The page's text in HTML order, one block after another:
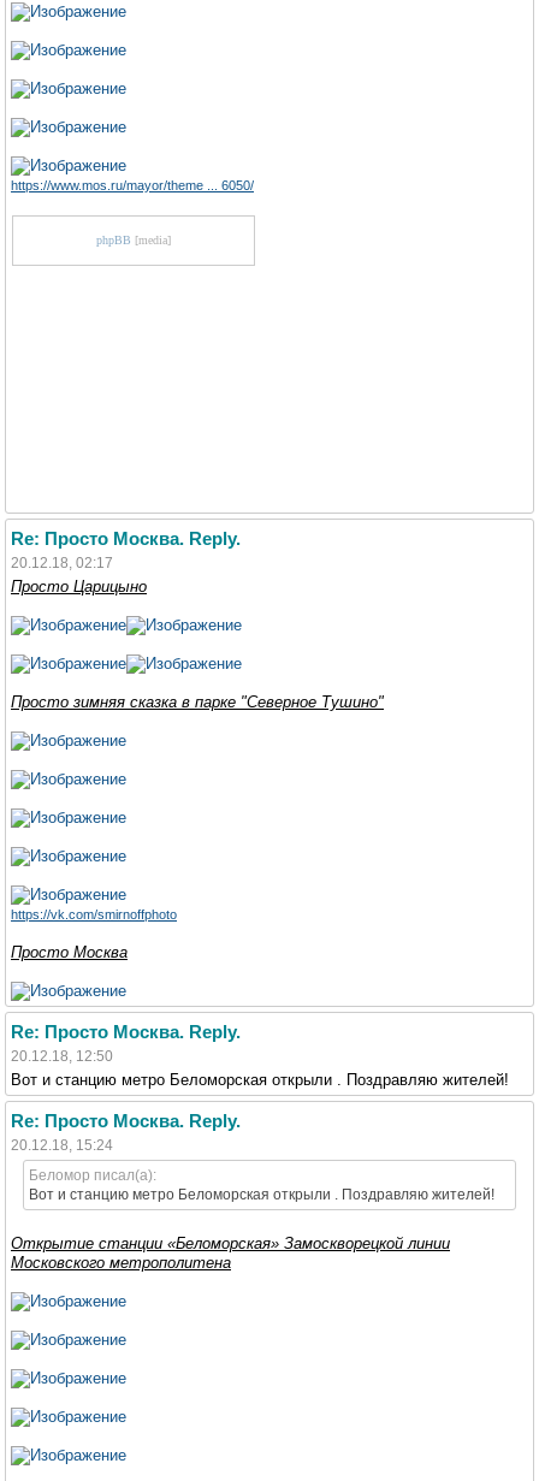
https://www.mos.ru/mayor/theme ... 6050/
phpBB [media]
Re: Просто Москва. Reply.
20.12.18, 02:17
Просто Царицыно
Просто зимняя сказка в парке "Северное Тушино"
https://vk.com/smirnoffphoto
Просто Москва
Re: Просто Москва. Reply.
20.12.18, 12:50
Вот и станцию метро Беломорская открыли . Поздравляю жителей!
Re: Просто Москва. Reply.
20.12.18, 15:24
Беломор писал(а):
Вот и станцию метро Беломорская открыли . Поздравляю жителей!
Открытие станции «Беломорская» Замоскворецкой линии
Московского метрополитена